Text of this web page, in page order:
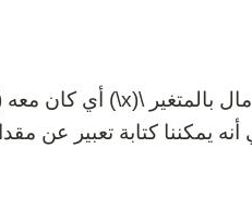
هذا يعني أنه يمكننا كتابة